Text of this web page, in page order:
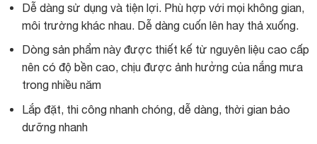
Dễ dàng sử dụng và tiện lợi. Phù hợp với mọi không gian,
môi trường khác nhau. Dễ dàng cuốn lên hay thả xuống.
Dòng sản phẩm này được thiết kế từ nguyên liệu cao cấp
nên có độ bền cao, chịu được ảnh hưởng của nắng mưa
trong nhiều năm
Lắp đặt, thi công nhanh chóng, dễ dàng, thời gian bảo
dưỡng nhanh